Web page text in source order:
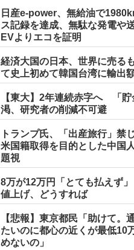
日産e-power、無給油で
ス記録を達成、無駄な発電や
EVよりエコを証明
経済大国の日本、世界に売る
て史上初めて韓国台湾に輸出
【東大】2年連続赤字へ 「貯
渇、研究者の削減不可避
トランプ氏、「出産旅行」禁
米国籍取得を目的とした中国
題視
8万が12万円「とても払えず
値上げ、どうすれば
【悲報】東京都民「助けて。
たいのに都心の近くが最低10
めないの」